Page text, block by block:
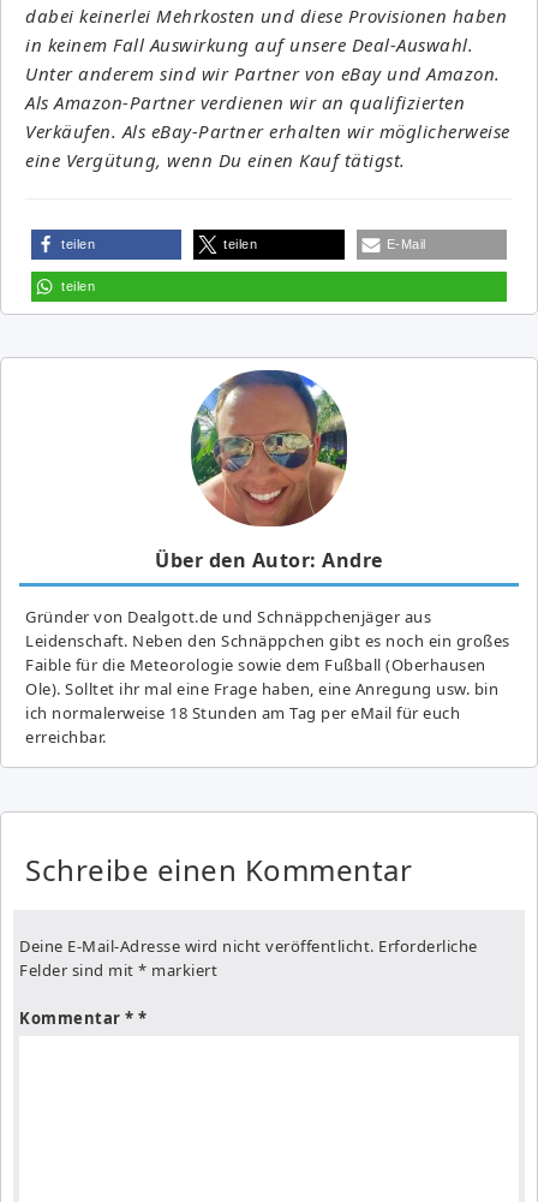
dabei keinerlei Mehrkosten und diese Provisionen haben
in keinem Fall Auswirkung auf unsere Deal-Auswahl.
Unter anderem sind wir Partner von eBay und Amazon.
Als Amazon-Partner verdienen wir an qualifizierten
Verkäufen. Als eBay-Partner erhalten wir möglicherweise
eine Vergütung, wenn Du einen Kauf tätigst.
teilen teilen E-Mail
teilen
Über den Autor: Andre
Gründer von Dealgott.de und Schnäppchenjäger aus
Leidenschaft. Neben den Schnäppchen gibt es noch ein großes
Fai­ble für die Meteorologie sowie dem Fußball (Oberhausen
Ole). Solltet ihr mal eine Frage haben, eine Anregung usw. bin
ich normalerweise 18 Stunden am Tag per eMail für euch
erreichbar.
Schreibe einen Kommentar
Deine E-Mail-Adresse wird nicht veröffentlicht. Erforderliche
Felder sind mit * markiert
Kommentar *